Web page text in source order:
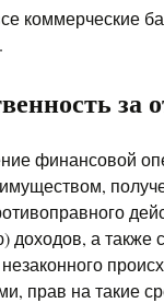
коммерческие
.
за
финансовой
доходов, а также
прав на такие